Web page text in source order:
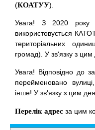
(КОАТУУ).
Увага! З 2020 року
використовується
територіальних
громад). У зв'язку з цим
Увага! Відповідно до
перейменовано
інше! У зв'язку з цим
Перелік адрес за цим